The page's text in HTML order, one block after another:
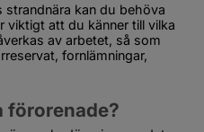
strandnära kan du behöva
viktigt att du känner till vilka
av arbetet, så som
fornlämningar,
förorenade?